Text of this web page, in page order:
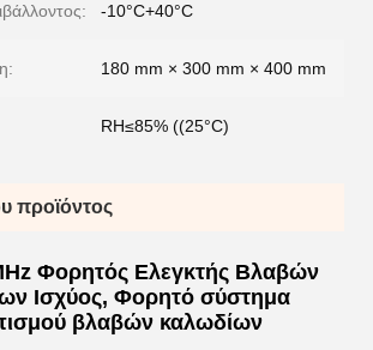
-10°C+40°C
180 mm × 300 mm × 400 mm
RH≤85% ((25°C)
προϊόντος
Φορητός Ελεγκτής Βλαβών
Ισχύος, Φορητό σύστημα
βλαβών καλωδίων